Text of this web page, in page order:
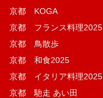
京都 KOGA
京都 フランス料理2025
京都 鳥散歩
京都 和食2025
京都 イタリア料理2025
京都 馳走 あい田